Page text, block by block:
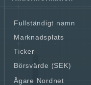
Fullständigt namn
Marknadsplats
Ticker
Börsvärde (SEK)
Ägare Nordnet